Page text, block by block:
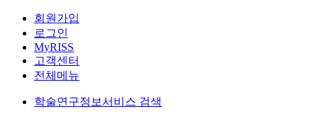
회원가입
로그인
MyRISS
고객센터
전체메뉴
학술연구정보서비스 검색